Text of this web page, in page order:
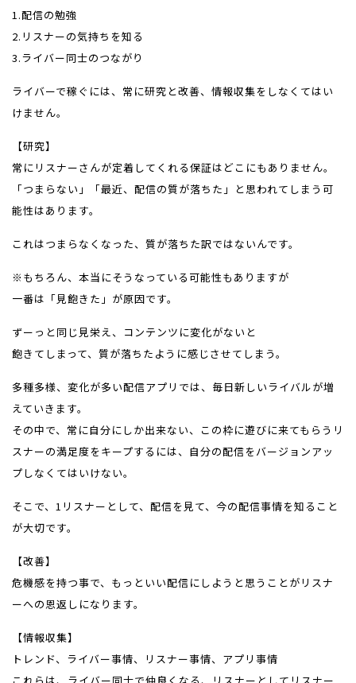
1.配信の勉強
2.リスナーの気持ちを知る
3.ライバー同士のつながり
ライバーで稼ぐには、常に研究と改善、情報収集をしなくてはい
けません。
【研究】
常にリスナーさんが定着してくれる保証はどこにもありません。
「つまらない」「最近、配信の質が落ちた」と思われてしまう可
能性はあります。
これはつまらなくなった、質が落ちた訳ではないんです。
※もちろん、本当にそうなっている可能性もありますが
一番は「見飽きた」が原因です。
ずーっと同じ見栄え、コンテンツに変化がないと
飽きてしまって、質が落ちたように感じさせてしまう。
多種多様、変化が多い配信アプリでは、毎日新しいライバルが増
えていきます。
その中で、常に自分にしか出来ない、この枠に遊びに来てもらうリ
スナーの満足度をキープするには、自分の配信をバージョンアッ
プしなくてはいけない。
そこで、1リスナーとして、配信を見て、今の配信事情を知ること
が大切です。
【改善】
危機感を持つ事で、もっといい配信にしようと思うことがリスナ
ーへの恩返しになります。
【情報収集】
トレンド、ライバー事情、リスナー事情、アプリ事情